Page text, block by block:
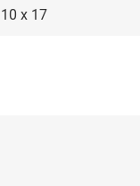
x 17